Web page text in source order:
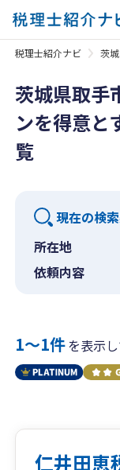
税理士紹介ナビ 茨
茨城県取手
ンを得意と
覧
現在の検
所在地
依頼内容
1〜1件を表示
仁井田恵